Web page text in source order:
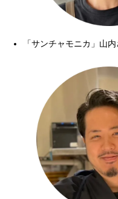
「サンチャモニカ」山